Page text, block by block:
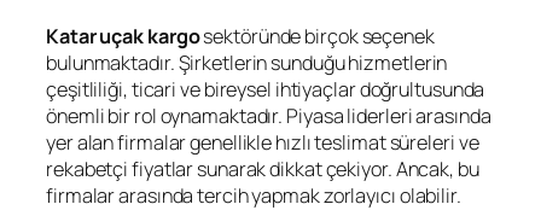
Katar uçak kargosektöründe birçok seçenek
bulunmaktadır. Şirketlerin sunduğu hizmetlerin
çeşitliliği, ticari ve bireysel ihtiyaçlar doğrultusunda
önemli bir rol oynamaktadır. Piyasa liderleri arasında
yer alan firmalar genellikle hızlı teslimat süreleri ve
rekabetçi fiyatlar sunarak dikkat çekiyor. Ancak, bu
firmalar arasında tercih yapmak zorlayıcı olabilir.